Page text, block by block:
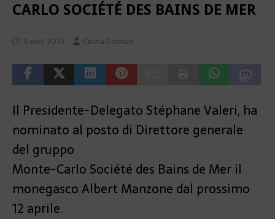
CARLO SOCIÉTÉ DES BAINS DE MER
5 avril 2023 Cinzia Colman
Il Presidente-Delegato Stéphane Valeri, ha
nominato al posto di Direttore generale
del gruppo
Monte-Carlo Société des Bains de Mer il
monegasco Albert Manzone dal prossimo
12 aprile.